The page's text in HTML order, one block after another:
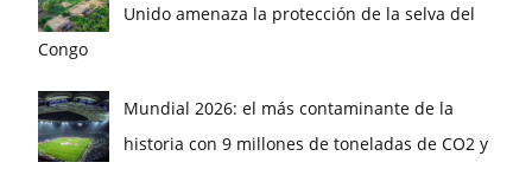
Unido amenaza la protección de la selva del
Congo
Mundial 2026: el más contaminante de la
historia con 9 millones de toneladas de CO2 y